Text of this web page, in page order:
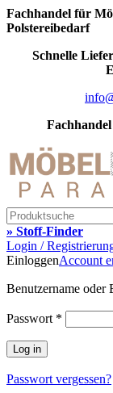
Fachhandel für
Polstereibedarf
Schnelle
» Stoff-Finder
Login /
EinloggenAccount
Benutzername oder
Passwort *
Log in
Passwort vergessen?